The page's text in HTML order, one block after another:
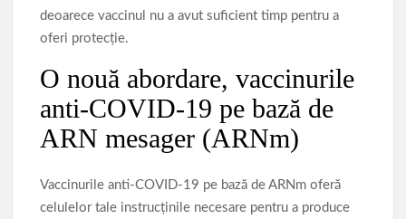
deoarece vaccinul nu a avut suficient timp pentru a
oferi protecție.
O nouă abordare, vaccinurile
anti-COVID-19 pe bază de
ARN mesager (ARNm)
Vaccinurile anti-COVID-19 pe bază de ARNm oferă
celulelor tale instrucținile necesare pentru a produce